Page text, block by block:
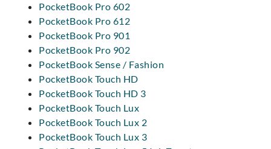
PocketBook Pro 602
PocketBook Pro 612
PocketBook Pro 901
PocketBook Pro 902
PocketBook Sense / Fashion
PocketBook Touch HD
PocketBook Touch HD 3
PocketBook Touch Lux
PocketBook Touch Lux 2
PocketBook Touch Lux 3